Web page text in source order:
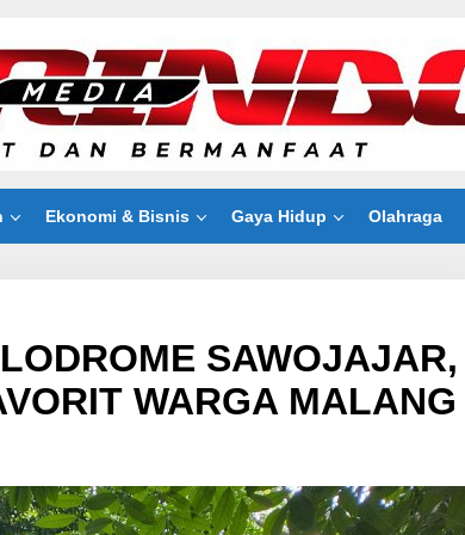
Ekonomi & Bisnis Gaya Hidup Olahraga
SAWOJAJAR,
WARGA MALANG